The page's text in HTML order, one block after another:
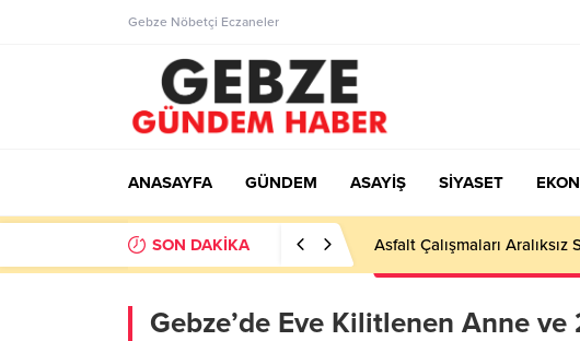
Gebze Nöbetçi Eczaneler
ANASAYFA GÜNDEM ASAYİŞ SİYASET
SON DAKİKA Ortaöğretime Geçiş Tercih
Gebze’de Eve Kilitlenen Anne